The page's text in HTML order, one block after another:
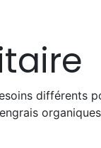
différents